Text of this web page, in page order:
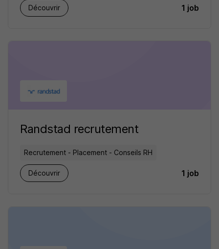
Découvrir 1 job
Randstad recrutement
Recrutement - Placement - Conseils RH
Découvrir 1 job